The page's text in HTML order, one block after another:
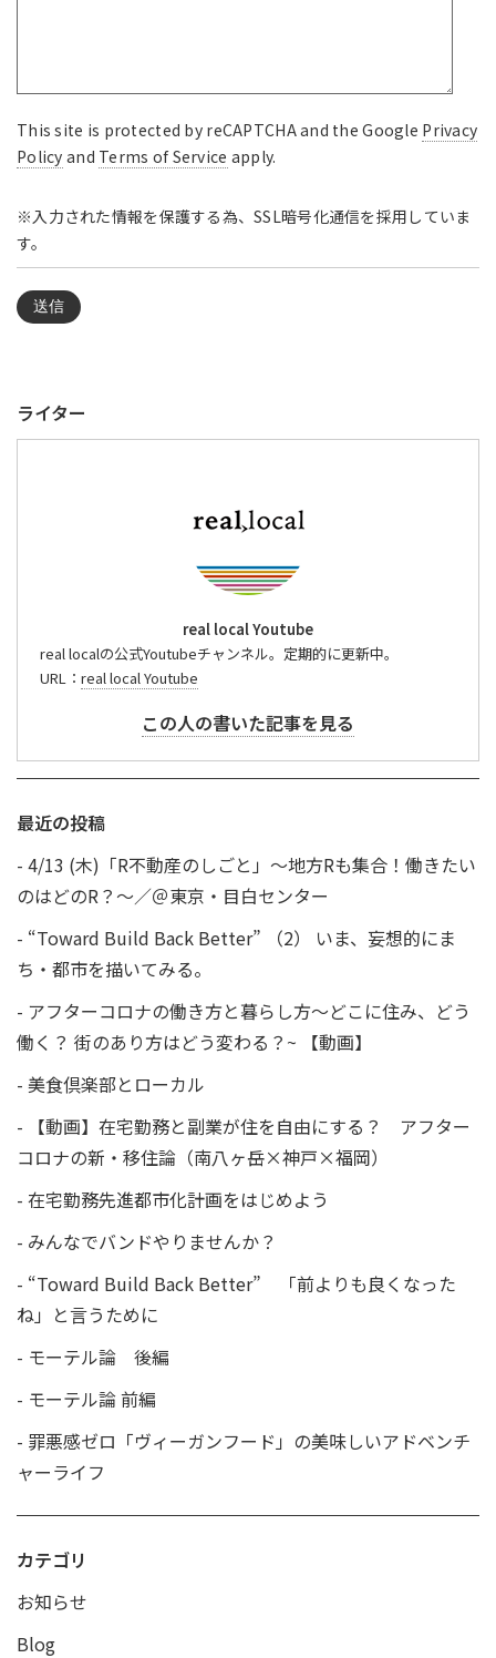
This site is protected by reCAPTCHA and the Google Privacy
Policy and Terms of Service apply.
※入力された情報を保護する為、SSL暗号化通信を採用していま
す。
ライター
real local Youtube
real localの公式Youtubeチャンネル。定期的に更新中。
URL： real local Youtube
この人の書いた記事を見る
最近の投稿
- 4/13 (木)「R不動産のしごと」〜地方Rも集合！働きたい
のはどのR？〜／＠東京・目白センター
- “Toward Build Back Better” （2） いま、妄想的にま
ち・都市を描いてみる。
- アフターコロナの働き方と暮らし方〜どこに住み、どう
働く？ 街のあり方はどう変わる？~ 【動画】
- 美食倶楽部とローカル
-
【動画】在宅勤務と副業が住を自由にする？ アフター
コロナの新・移住論（南八ヶ岳×神戸×福岡）
- 在宅勤務先進都市化計画をはじめよう
- みんなでバンドやりませんか？
- “Toward Build Back Better” 「前よりも良くなった
ね」と言うために
- モーテル論 後編
- モーテル論 前編
- 罪悪感ゼロ「ヴィーガンフード」の美味しいアドベンチ
ャーライフ
カテゴリ
お知らせ
Blog